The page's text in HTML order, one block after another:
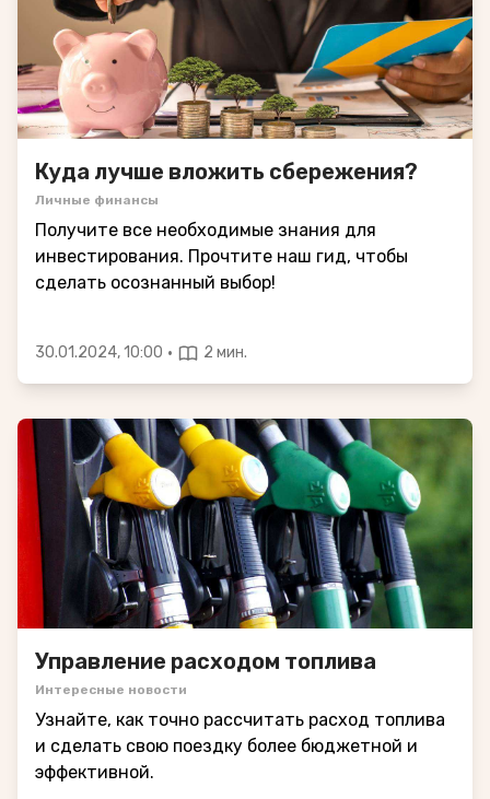
Куда лучше вложить сбережения?
Личные финансы
Получите все необходимые знания для
инвестирования. Прочтите наш гид, чтобы
сделать осознанный выбор!
30.01.2024, 10:00 · 2 мин.
Управление расходом топлива
Интересные новости
Узнайте, как точно рассчитать расход топлива
и сделать свою поездку более бюджетной и
эффективной.